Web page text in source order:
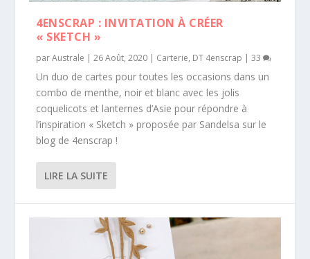
4ENSCRAP : INVITATION À CRÉER
« SKETCH »
parAustrale |26 Août, 2020 | Carterie, DT 4enscrap |33
Un duo de cartes pour toutes les occasions dans un
combo de menthe, noir et blanc avec les jolis
coquelicots et lanternes d’Asie pour répondre à
l’inspiration « Sketch » proposée par Sandelsa sur le
blog de 4enscrap !
LIRE LA SUITE